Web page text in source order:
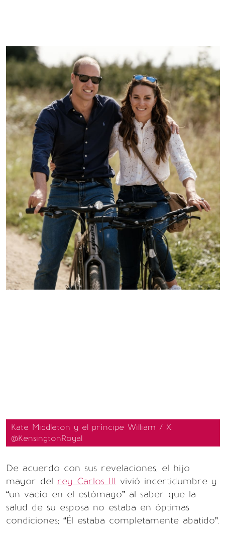
Kate Middleton y el príncipe William / X:
@KensingtonRoyal
De acuerdo con sus revelaciones, el hijo
mayor del rey Carlos III vivió incertidumbre y
“un vacío en el estómago” al saber que la
salud de su esposa no estaba en óptimas
condiciones; “Él estaba completamente abatido”.